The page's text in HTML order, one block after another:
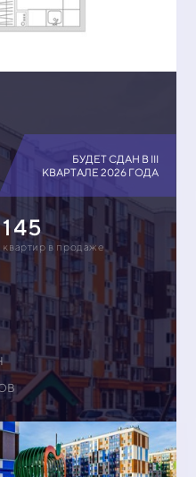
БУДЕТ СДАН В III
КВАРТАЛЕ 2026 ГОДА
145
квартир в продаже